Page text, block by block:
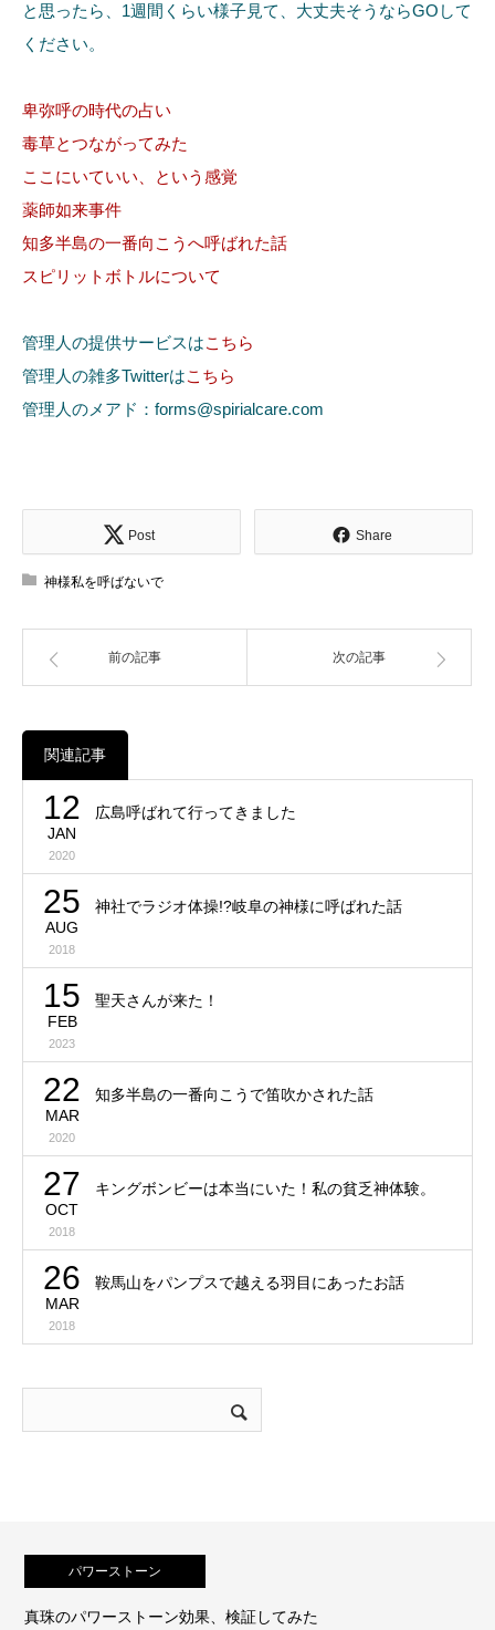
と思ったら、1週間くらい様子見て、大丈夫そうならGOして
ください。
卑弥呼の時代の占い
毒草とつながってみた
ここにいていい、という感覚
薬師如来事件
知多半島の一番向こうへ呼ばれた話
スピリットボトルについて
管理人の提供サービスはこちら
管理人の雑多Twitterはこちら
管理人のメアド：forms@spirialcare.com
Post Share
神様私を呼ばないで
前の記事 次の記事
関連記事
12
JAN
2020
広島呼ばれて行ってきました
25
AUG
2018
神社でラジオ体操!?岐阜の神様に呼ばれた話
15
FEB
2023
聖天さんが来た！
22
MAR
2020
知多半島の一番向こうで笛吹かされた話
27
OCT
2018
キングボンビーは本当にいた！私の貧乏神体験。
26
MAR
2018
鞍馬山をパンプスで越える羽目にあったお話
、検証してみた 持つと運が開ける石